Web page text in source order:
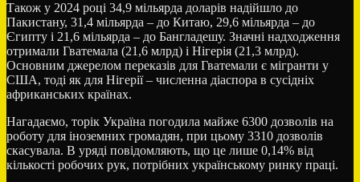
Також у 2024 році 34,9 мільярда доларів надійшло до
Пакистану, 31,4 мільярда – до Китаю, 29,6 мільярда – до
Єгипту і 21,6 мільярда – до Бангладешу. Значні надходження
отримали Гватемала (21,6 млрд) і Нігерія (21,3 млрд).
Основним джерелом переказів для Гватемали є мігранти у
США, тоді як для Нігерії – численна діаспора в сусідніх
африканських країнах.
Нагадаємо, торік Україна погодила майже 6300 дозволів на
роботу для іноземних громадян, при цьому 3310 дозволів
скасувала. В уряді повідомляють, що це лише 0,14% від
кількості робочих рук, потрібних українському ринку праці.